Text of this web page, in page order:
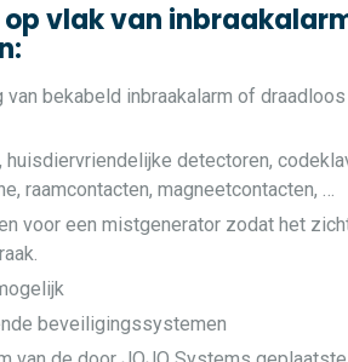
op vlak van
bekabeld inbraakalarm of draadloos
huisdiervriendelijke detectoren,
raamcontacten, magneetcontacten, …
voor een mistgenerator zodat het
beveiligingssystemen